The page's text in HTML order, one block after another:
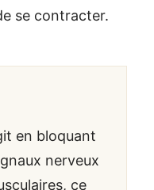
se contracter.
en bloquant
nerveux
ce